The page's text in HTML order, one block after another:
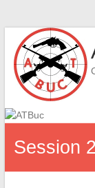
content
Session